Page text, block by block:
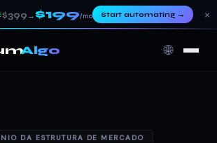
$399 → $199/mo Start automating→ ×
Algo 🌐
DA ESTRUTURA DE MERCADO